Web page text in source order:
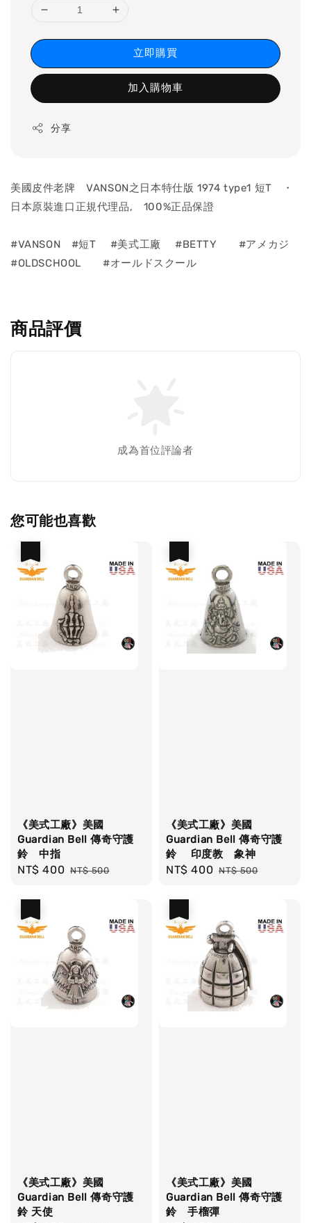
立即購買
加入購物車
分享
美國皮件老牌 VANSON之日本特仕版 1974 type1 短T ・
日本原裝進口正規代理品, 100%正品保證
#VANSON #短T #美式工廠 #BETTY #アメカジ
#OLDSCHOOL #オールドスクール
商品評價
成為首位評論者
您可能也喜歡
《美式工廠》美國
Guardian Bell 傳奇守護
鈴 中指
Sale
NT$ 400 Regular
NT$ 500
《美式工廠》美國
Guardian Bell 傳奇守護
鈴 印度教 象神
Sale
NT$ 400 Regular
NT$ 500
《美式工廠》美國
Guardian Bell 傳奇守護
鈴 天使
《美式工廠》美國
Guardian Bell 傳奇守護
鈴 手榴彈